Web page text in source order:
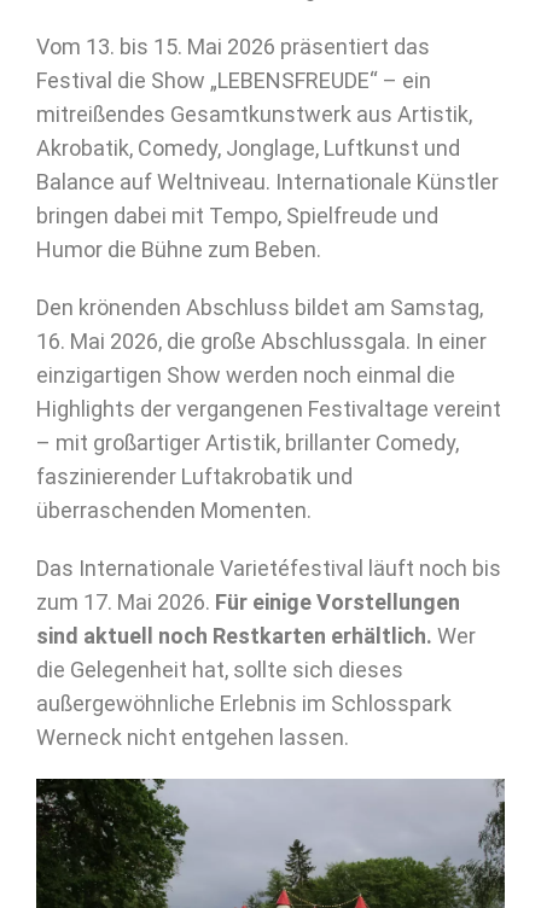
Vom 13. bis 15. Mai 2026 präsentiert das
Festival die Show „LEBENSFREUDE“ – ein
mitreißendes Gesamtkunstwerk aus Artistik,
Akrobatik, Comedy, Jonglage, Luftkunst und
Balance auf Weltniveau. Internationale Künstler
bringen dabei mit Tempo, Spielfreude und
Humor die Bühne zum Beben.
Den krönenden Abschluss bildet am Samstag,
16. Mai 2026, die große Abschlussgala. In einer
einzigartigen Show werden noch einmal die
Highlights der vergangenen Festivaltage vereint
– mit großartiger Artistik, brillanter Comedy,
faszinierender Luftakrobatik und
überraschenden Momenten.
Das Internationale Varietéfestival läuft noch bis
zum 17. Mai 2026. Für einige Vorstellungen
sind aktuell noch Restkarten erhältlich. Wer
die Gelegenheit hat, sollte sich dieses
außergewöhnliche Erlebnis im Schlosspark
Werneck nicht entgehen lassen.